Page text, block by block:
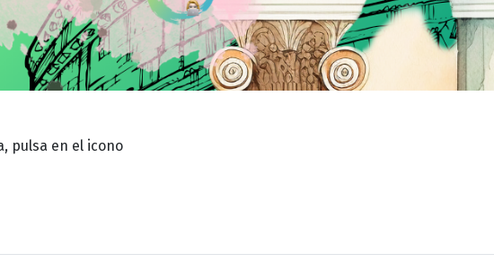
pulsa en el icono